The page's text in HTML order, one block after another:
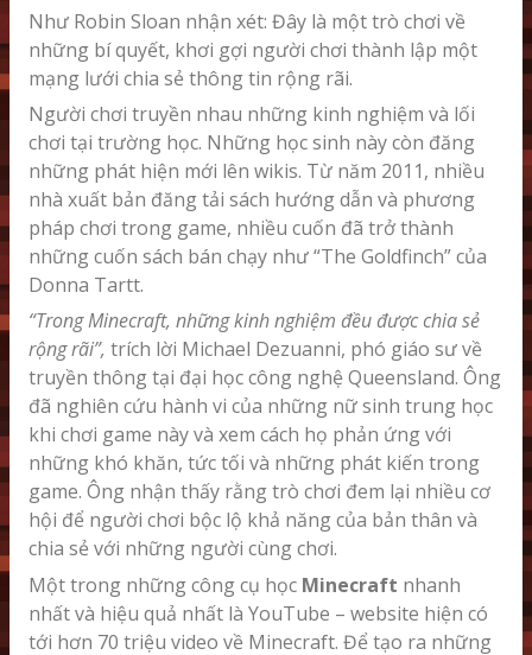
Như Robin Sloan nhận xét: Đây là một trò chơi về
những bí quyết, khơi gợi người chơi thành lập một
mạng lưới chia sẻ thông tin rộng rãi.
Người chơi truyền nhau những kinh nghiệm và lối
chơi tại trường học. Những học sinh này còn đăng
những phát hiện mới lên wikis. Từ năm 2011, nhiều
nhà xuất bản đăng tải sách hướng dẫn và phương
pháp chơi trong game, nhiều cuốn đã trở thành
những cuốn sách bán chạy như “The Goldfinch” của
Donna Tartt.
“Trong Minecraft, những kinh nghiệm đều được chia sẻ
rộng rãi”, trích lời Michael Dezuanni, phó giáo sư về
truyền thông tại đại học công nghệ Queensland. Ông
đã nghiên cứu hành vi của những nữ sinh trung học
khi chơi game này và xem cách họ phản ứng với
những khó khăn, tức tối và những phát kiến trong
game. Ông nhận thấy rằng trò chơi đem lại nhiều cơ
hội để người chơi bộc lộ khả năng của bản thân và
chia sẻ với những người cùng chơi.
Một trong những công cụ học Minecraft nhanh
nhất và hiệu quả nhất là YouTube – website hiện có
tới hơn 70 triệu video về Minecraft. Để tạo ra những